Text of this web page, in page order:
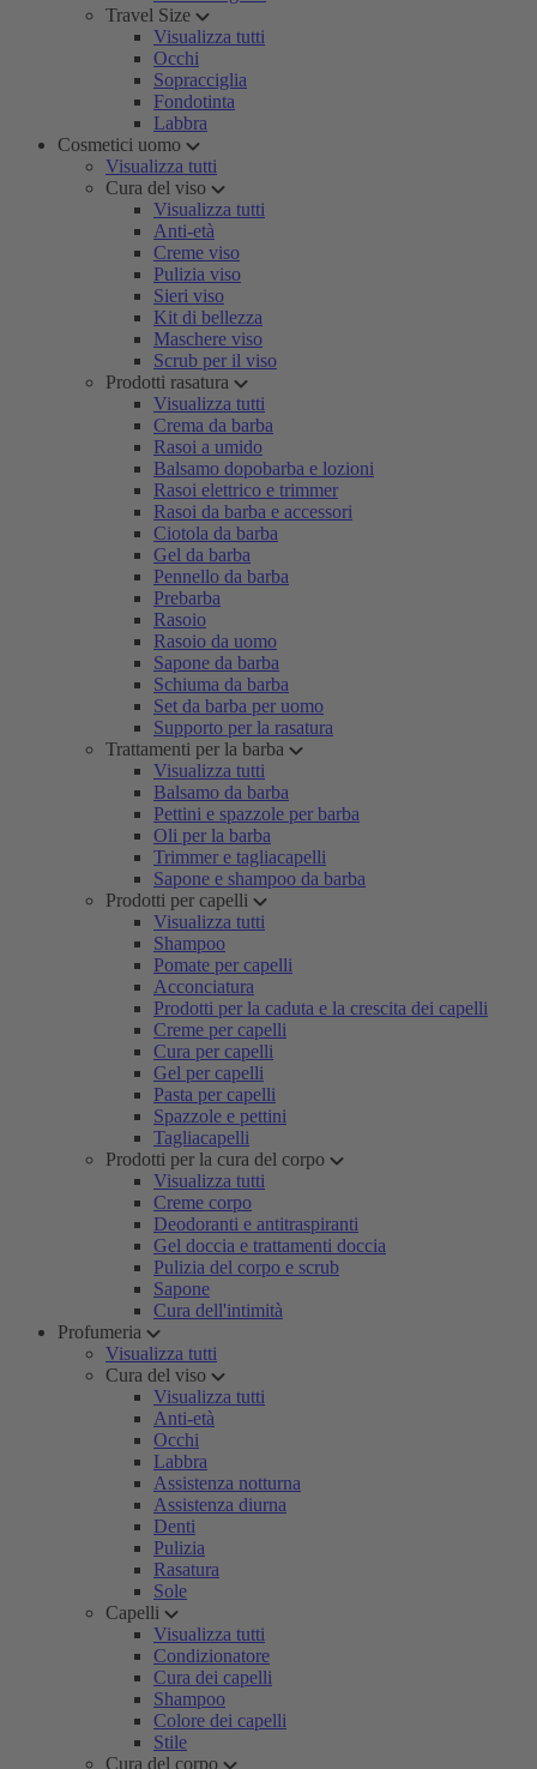
Travel Size
Visualizza tutti
Occhi
Sopracciglia
Fondotinta
Labbra
Cosmetici uomo
Visualizza tutti
Cura del viso
Visualizza tutti
Anti-età
Creme viso
Pulizia viso
Sieri viso
Kit di bellezza
Maschere viso
Scrub per il viso
Prodotti rasatura
Visualizza tutti
Crema da barba
Rasoi a umido
Balsamo dopobarba e lozioni
Rasoi elettrico e trimmer
Rasoi da barba e accessori
Ciotola da barba
Gel da barba
Pennello da barba
Prebarba
Rasoio
Rasoio da uomo
Sapone da barba
Schiuma da barba
Set da barba per uomo
Supporto per la rasatura
Trattamenti per la barba
Visualizza tutti
Balsamo da barba
Pettini e spazzole per barba
Oli per la barba
Trimmer e tagliacapelli
Sapone e shampoo da barba
Prodotti per capelli
Visualizza tutti
Shampoo
Pomate per capelli
Acconciatura
Prodotti per la caduta e la crescita dei capelli
Creme per capelli
Cura per capelli
Gel per capelli
Pasta per capelli
Spazzole e pettini
Tagliacapelli
Prodotti per la cura del corpo
Visualizza tutti
Creme corpo
Deodoranti e antitraspiranti
Gel doccia e trattamenti doccia
Pulizia del corpo e scrub
Sapone
Cura dell'intimità
Profumeria
Visualizza tutti
Cura del viso
Visualizza tutti
Anti-età
Occhi
Labbra
Assistenza notturna
Assistenza diurna
Denti
Pulizia
Rasatura
Sole
Capelli
Visualizza tutti
Condizionatore
Cura dei capelli
Shampoo
Colore dei capelli
Stile
Cura del corpo